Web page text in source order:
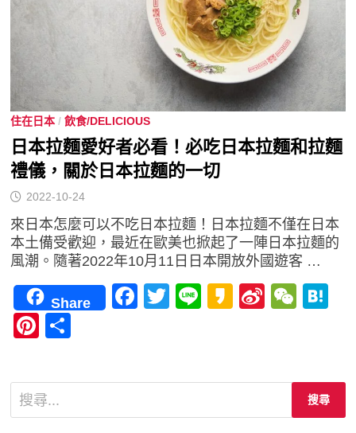
住在日本 /飲食/DELICIOUS
日本拉麵愛好者必看！必吃日本拉麵和拉麵
禮儀，關於日本拉麵的一切
2022-10-24
來日本怎麼可以不吃日本拉麵！日本拉麵不僅在日本
本土備受歡迎，最近在歐美也掀起了一陣日本拉麵的
風潮。隨著2022年10月11日日本開放外國遊客 …
Share Facebook
Twitter
LineKakaoSina
Pinterest
搜
尋